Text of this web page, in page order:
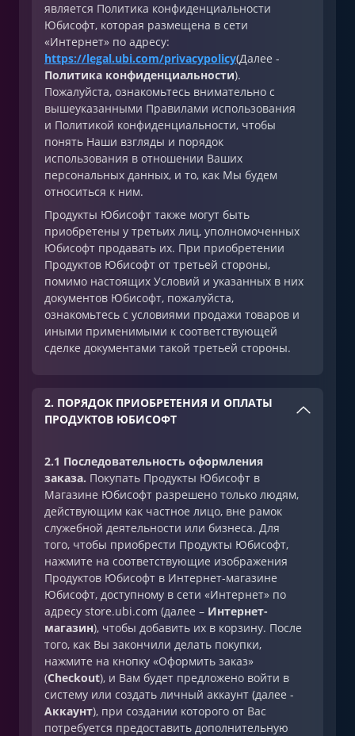
является Политика конфиденциальности
Юбисофт, которая размещена в сети
«Интернет» по адресу:
https://legal.ubi.com/privacypolicy(Далее -
Политика конфиденциальности).
Пожалуйста, ознакомьтесь внимательно с
вышеуказанными Правилами использования
и Политикой конфиденциальности, чтобы
понять Наши взгляды и порядок
использования в отношении Ваших
персональных данных, и то, как Мы будем
относиться к ним.
Продукты Юбисофт также могут быть
приобретены у третьих лиц, уполномоченных
Юбисофт продавать их. При приобретении
Продуктов Юбисофт от третьей стороны,
помимо настоящих Условий и указанных в них
документов Юбисофт, пожалуйста,
ознакомьтесь с условиями продажи товаров и
иными применимыми к соответствующей
сделке документами такой третьей стороны.
2. ПОРЯДОК ПРИОБРЕТЕНИЯ И ОПЛАТЫ
ПРОДУКТОВ ЮБИСОФТ
2.1 Последовательность оформления
заказа. Покупать Продукты Юбисофт в
Магазине Юбисофт разрешено только людям,
действующим как частное лицо, вне рамок
служебной деятельности или бизнеса. Для
того, чтобы приобрести Продукты Юбисофт,
нажмите на соответствующие изображения
Продуктов Юбисофт в Интернет-магазине
Юбисофт, доступному в сети «Интернет» по
адресу store.ubi.com (далее – Интернет-
магазин), чтобы добавить их в корзину. После
того, как Вы закончили делать покупки,
нажмите на кнопку «Оформить заказ»
(Checkout), и Вам будет предложено войти в
систему или создать личный аккаунт (далее -
Аккаунт), при создании которого от Вас
потребуется предоставить дополнительную